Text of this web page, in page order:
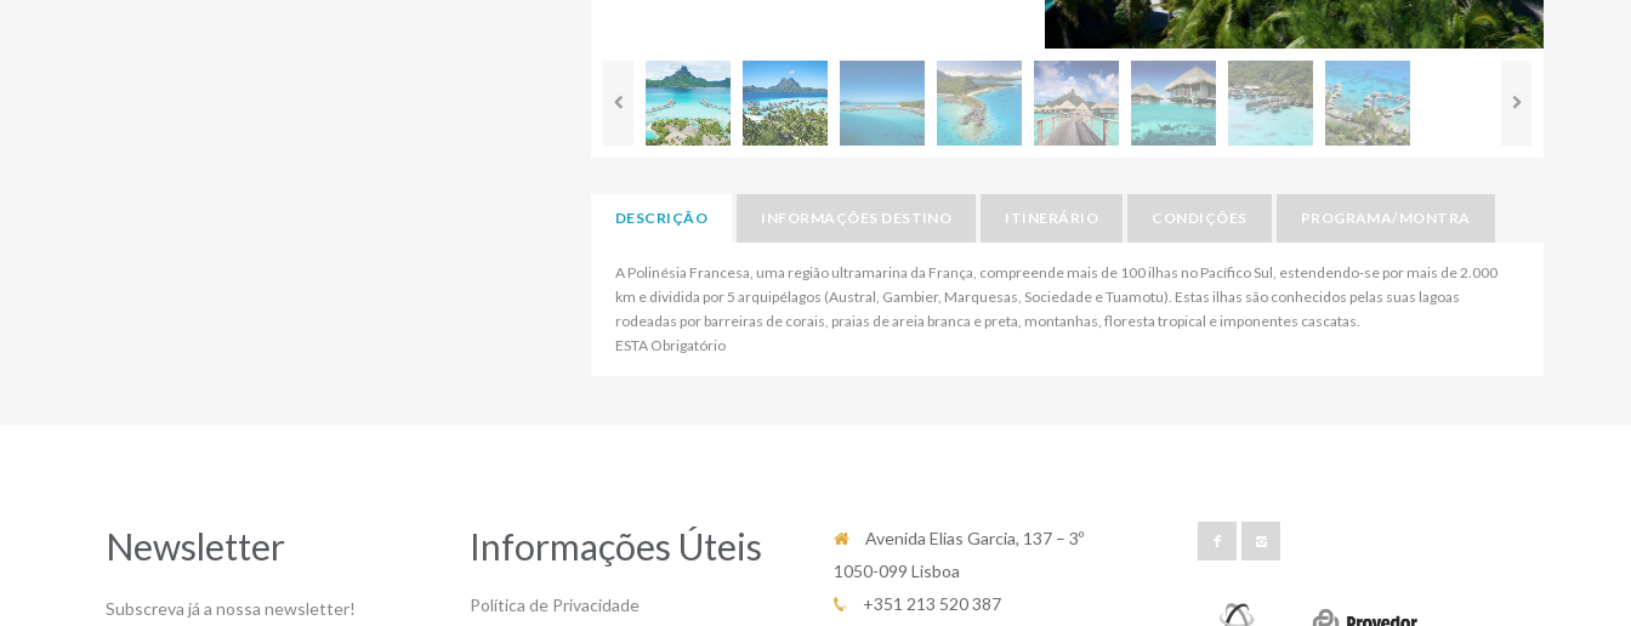
DESCRIÇÃO INFORMAÇÕES DESTINO ITINERÁRIO CONDIÇÕES PROGRAMA/MONTRA
A Polinésia Francesa, uma região ultramarina da França, compreende mais de 100 ilhas no Pacífico Sul, estendendo-se por mais de 2.000
km e dividida por 5 arquipélagos (Austral, Gambier, Marquesas, Sociedade e Tuamotu). Estas ilhas são conhecidos pelas suas lagoas
rodeadas por barreiras de corais, praias de areia branca e preta, montanhas, floresta tropical e imponentes cascatas.
ESTA Obrigatório
Newsletter
Subscreva já a nossa newsletter!
Informações Úteis
Política de Privacidade
Avenida Elias Garcia, 137 – 3º
1050-099 Lisboa
+351 213 520 387